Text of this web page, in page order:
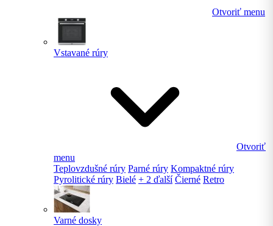
Otvoriť menu
Vstavané rúry
Otvoriť
menu
Teplovzdušné rúry Parné rúry Kompaktné rúry
Pyrolitické rúry Bielé + 2 ďalší Čierné Retro
Varné dosky